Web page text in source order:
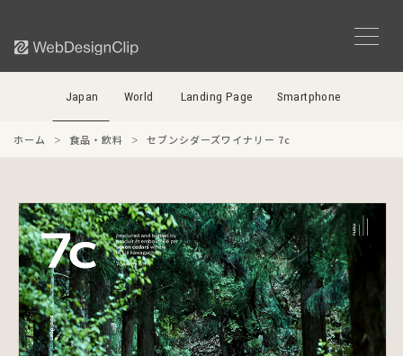
Japan World Landing Page Smartphone
ホーム 食品・飲料 セブンシダーズワイナリー 7c